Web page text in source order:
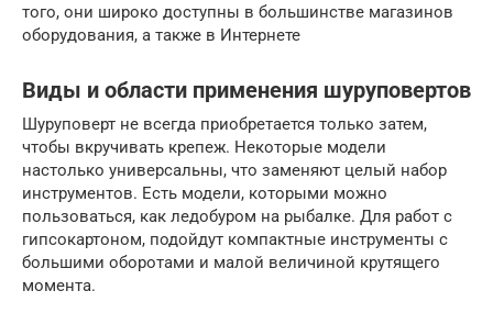
того, они широко доступны в большинстве магазинов
оборудования, а также в Интернете
Виды и области применения шуруповертов
Шуруповерт не всегда приобретается только затем,
чтобы вкручивать крепеж. Некоторые модели
настолько универсальны, что заменяют целый набор
инструментов. Есть модели, которыми можно
пользоваться, как ледобуром на рыбалке. Для работ с
гипсокартоном, подойдут компактные инструменты с
большими оборотами и малой величиной крутящего
момента.